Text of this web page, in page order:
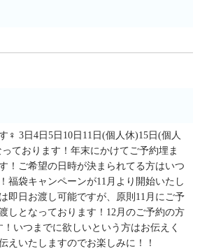
‍♀️ 3日4日5日10日11日(個人休)15日(個人
ております！年末にかけてご予約埋ま
！ご希望の日時が決まられてる方はいつ
福袋キャンペーンが11月より開始いたし
即日お渡し可能ですが、原則11月にご予
しとなっております！12月のご予約の方
いつまでに欲しいという方はお伝えく
えいたしますのでお楽しみに！！